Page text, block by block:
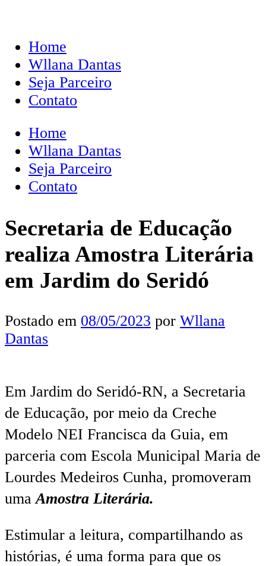
Home
Wllana Dantas
Seja Parceiro
Contato
Home
Wllana Dantas
Seja Parceiro
Contato
Secretaria de Educação
realiza Amostra Literária
em Jardim do Seridó
Postado em 08/05/2023 por Wllana
Dantas
Em Jardim do Seridó-RN, a Secretaria
de Educação, por meio da Creche
Modelo NEI Francisca da Guia, em
parceria com Escola Municipal Maria de
Lourdes Medeiros Cunha, promoveram
umaAmostra Literária.
Estimular a leitura, compartilhando as
histórias, é uma forma para que os